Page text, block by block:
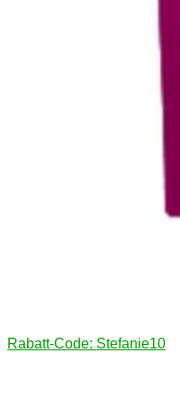
Rabatt-Code: Stefanie10